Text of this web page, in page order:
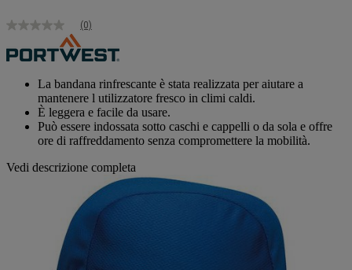
Nessuna
valutazione
Stesso
pagina.
(0)
La bandana rinfrescante è stata realizzata per aiutare a
mantenere l utilizzatore fresco in climi caldi.
È leggera e facile da usare.
Può essere indossata sotto caschi e cappelli o da sola e offre
ore di raffreddamento senza compromettere la mobilità.
Vedi descrizione completa